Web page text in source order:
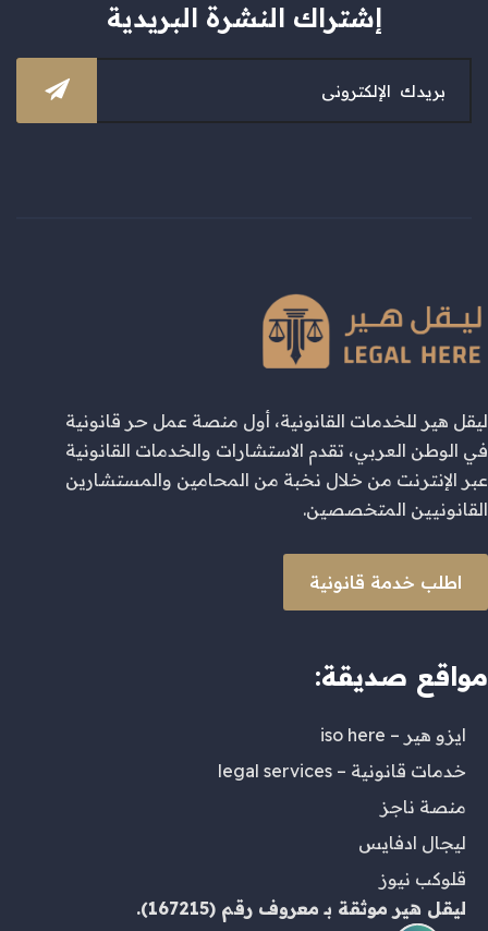
إشتراك النشرة البريدية
ليقل هير للخدمات القانونية، أول منصة عمل حر قانونية
في الوطن العربي، تقدم الاستشارات والخدمات القانونية
عبر الإنترنت من خلال نخبة من المحامين والمستشارين
القانونيين المتخصصين.
اطلب خدمة قانونية
مواقع صديقة:
ايزو هير – iso here
خدمات قانونية – legal services
منصة ناجز
ليجال ادفايس
قلوكب نيوز
ليقل هير موثقة بـ معروف رقم (167215).